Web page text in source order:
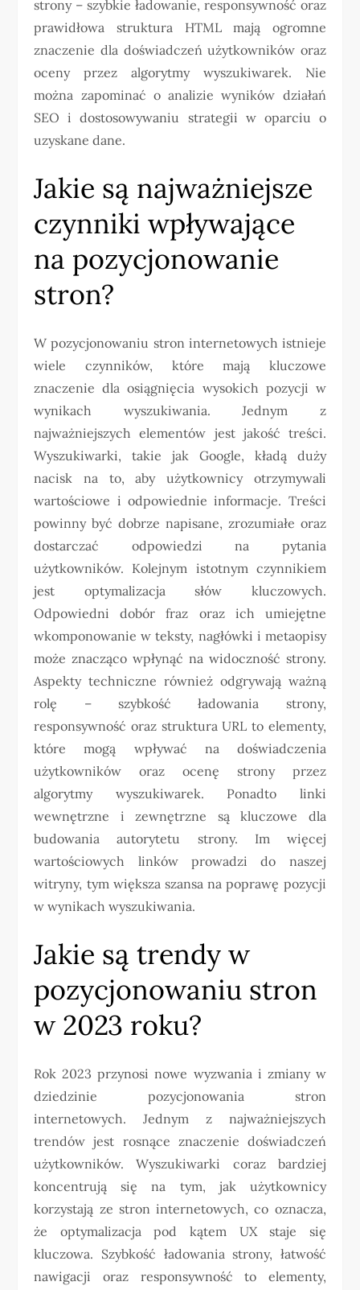
strony – szybkie ładowanie, responsywność oraz
prawidłowa struktura HTML mają ogromne
znaczenie dla doświadczeń użytkowników oraz
oceny przez algorytmy wyszukiwarek. Nie
można zapominać o analizie wyników działań
SEO i dostosowywaniu strategii w oparciu o
uzyskane dane.
Jakie są najważniejsze
czynniki wpływające
na pozycjonowanie
stron?
W pozycjonowaniu stron internetowych istnieje
wiele czynników, które mają kluczowe
znaczenie dla osiągnięcia wysokich pozycji w
wynikach wyszukiwania. Jednym z
najważniejszych elementów jest jakość treści.
Wyszukiwarki, takie jak Google, kładą duży
nacisk na to, aby użytkownicy otrzymywali
wartościowe i odpowiednie informacje. Treści
powinny być dobrze napisane, zrozumiałe oraz
dostarczać odpowiedzi na pytania
użytkowników. Kolejnym istotnym czynnikiem
jest optymalizacja słów kluczowych.
Odpowiedni dobór fraz oraz ich umiejętne
wkomponowanie w teksty, nagłówki i metaopisy
może znacząco wpłynąć na widoczność strony.
Aspekty techniczne również odgrywają ważną
rolę – szybkość ładowania strony,
responsywność oraz struktura URL to elementy,
które mogą wpływać na doświadczenia
użytkowników oraz ocenę strony przez
algorytmy wyszukiwarek. Ponadto linki
wewnętrzne i zewnętrzne są kluczowe dla
budowania autorytetu strony. Im więcej
wartościowych linków prowadzi do naszej
witryny, tym większa szansa na poprawę pozycji
w wynikach wyszukiwania.
Jakie są trendy w
pozycjonowaniu stron
w 2023 roku?
Rok 2023 przynosi nowe wyzwania i zmiany w
dziedzinie pozycjonowania stron
internetowych. Jednym z najważniejszych
trendów jest rosnące znaczenie doświadczeń
użytkowników. Wyszukiwarki coraz bardziej
koncentrują się na tym, jak użytkownicy
korzystają ze stron internetowych, co oznacza,
że optymalizacja pod kątem UX staje się
kluczowa. Szybkość ładowania strony, łatwość
nawigacji oraz responsywność to elementy,